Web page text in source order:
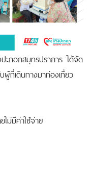
ะกอกสมุทรปราการ ได้จัด
ที่เดินทางมาท่องเที่ยว
ม่มีค่าใช้จ่าย